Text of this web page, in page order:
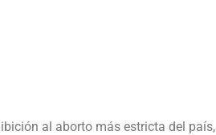
al aborto más estricta del país,